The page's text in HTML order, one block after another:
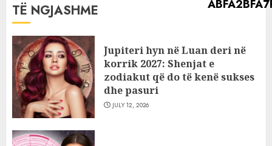
TË NGJASHME
Jupiteri hyn në Luan deri në
korrik 2027: Shenjat e
zodiakut që do të kenë sukses
dhe pasuri
JULY 12, 2026